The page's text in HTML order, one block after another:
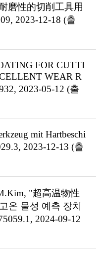
磨性的切削工具用
2023-12-18 (출
FOR CUTTI
WEAR R
2023-05-12 (출
mit Hartbeschi
2023-12-13 (출
"超高温物性
온 물성 예측 장치
2024-09-12